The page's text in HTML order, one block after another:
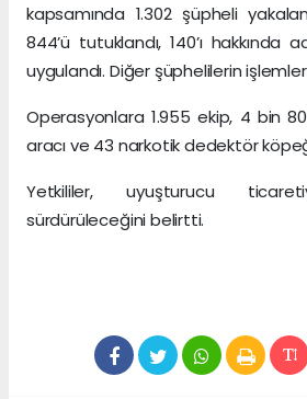
kapsamında 1.302 şüpheli
844’ü tutuklandı, 140’ı hakkında
uygulandı. Diğer şüphelilerin
Operasyonlara 1.955 ekip, 4 bin
aracı ve 43 narkotik dedektör
Yetkililer, uyuşturucu
sürdürüleceğini belirtti.